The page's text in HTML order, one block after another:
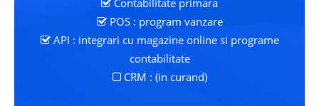
Contabilitate primara
POS : program vanzare
API : integrari cu magazine online si programe
contabilitate
CRM : (in curand)